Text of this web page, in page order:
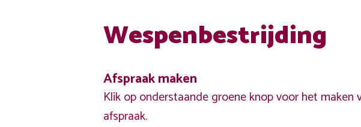
Wespenbestrijding
Afspraak maken
Klik op onderstaande groene knop voor het maken
afspraak.